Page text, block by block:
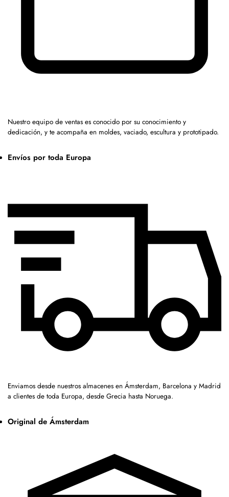
Nuestro equipo de ventas es conocido por su conocimiento y
dedicación, y te acompaña en moldes, vaciado, escultura y prototipado.
Envíos por toda Europa
Enviamos desde nuestros almacenes en Ámsterdam, Barcelona y Madrid
a clientes de toda Europa, desde Grecia hasta Noruega.
Original de Ámsterdam